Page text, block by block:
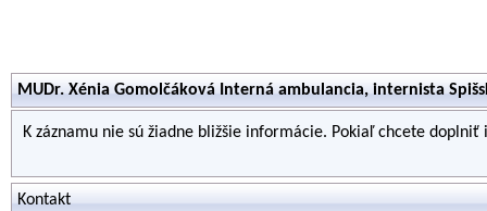
MUDr. Xénia Gomolčáková Interná ambulancia, internista
K záznamu nie sú žiadne bližšie informácie. Pokiaľ chcete
Kontakt